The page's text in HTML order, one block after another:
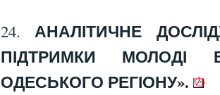
24. АНАЛІТИЧНЕ
ПІДТРИМКИ МОЛОДІ
ОДЕСЬКОГО РЕГІОНУ».